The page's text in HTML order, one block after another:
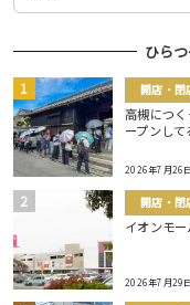
ひら
開店・閉
高槻につ
ープンし
2026年7月26日
開店・閉
イオンモ
2026年7月29日